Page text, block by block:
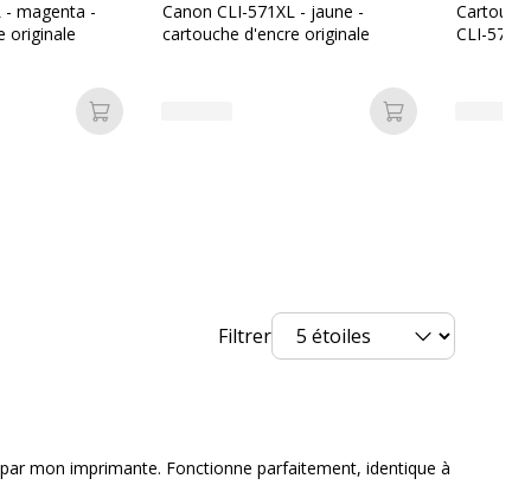
23539
Produit Neuf
- magenta -
originale
Ajouter au panier
Canon CLI-571XL - jaune -
cartouche d'encre originale
Ajouter au
CLI-
Filtrer
mon imprimante. Fonctionne parfaitement, identique à